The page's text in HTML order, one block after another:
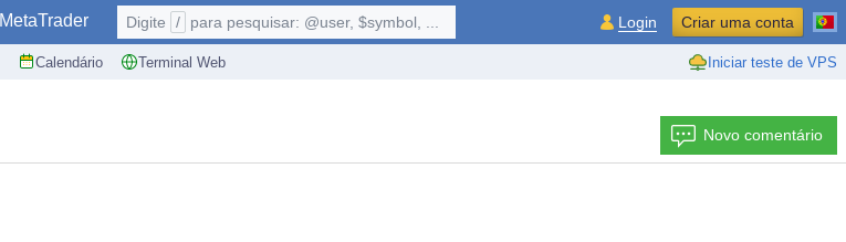
MetaTrader
Calendário Terminal Web Iniciar teste de VPS
Digite / para pesquisar: @user, $symbol, ... Login Criar uma conta
Novo comentário